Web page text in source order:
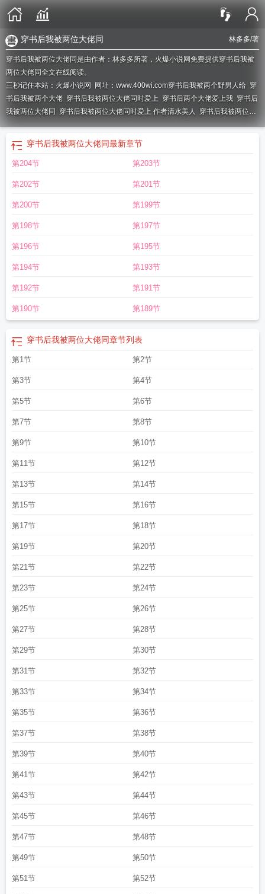
林多多/著
穿书后我被两位大佬同
穿书后我被两位大佬同是由作者：林多多所著，火爆小说网免费提供穿书后我被
两位大佬同全文在线阅读。
三秒记住本站：火爆小说网 网址：www.400wi.com穿书后我被两个野男人给 穿
书后我被两个大佬 穿书后我被两位大佬同时爱上 穿书后两个大佬爱上我 穿书后
我被两位大佬同 穿书后我被两位大佬同时爱上 作者清水美人 穿书后我被两位大
佬穿书后我被两位大佬喜欢上穿书后我被两个大佬结局爱上穿书后我被俩位大
穿书后被两个大佬同时爱上 穿书后被两个大佬同时看上
上格格党
我被两大豪门团宠了
穿书后被两位大佬同时爱上
穿书后我被两位大佬同最新章节
第204节 第203节
第202节 第201节
第200节 第199节
第198节 第197节
第196节 第195节
第194节 第193节
第192节 第191节
第190节 第189节
穿书后我被两位大佬同章节列表
第1节 第2节
第3节 第4节
第5节 第6节
第7节 第8节
第9节 第10节
第11节 第12节
第13节 第14节
第15节 第16节
第17节 第18节
第19节 第20节
第21节 第22节
第23节 第24节
第25节 第26节
第27节 第28节
第29节 第30节
第31节 第32节
第33节 第34节
第35节 第36节
第37节 第38节
第39节 第40节
第41节 第42节
第43节 第44节
第45节 第46节
第47节 第48节
第49节 第50节
第51节 第52节